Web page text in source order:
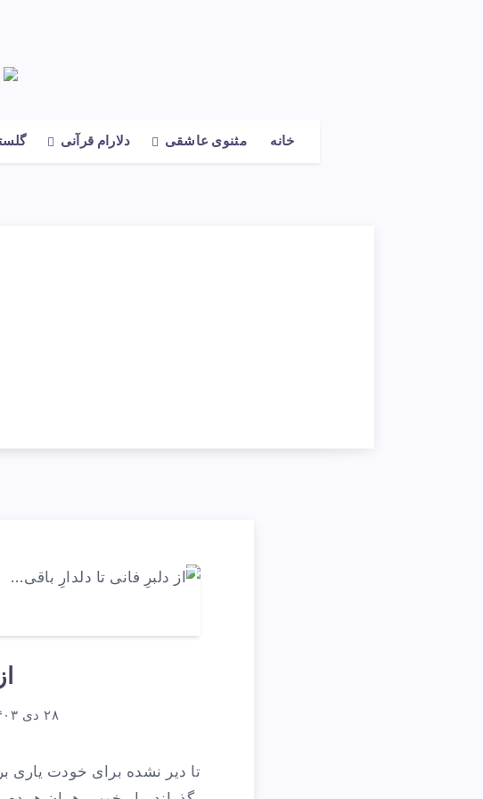
خانه مثنوی عاشقی دلارام قرآنی
۲۸ دی ۱۴۰۳
تا دیر نشده برای خودت یاری